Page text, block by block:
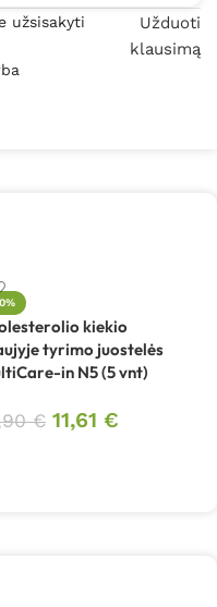
užsisakyti
Užduoti
klausimą
kiekio
tyrimo juostelės
in N5 (5 vnt)
€ 11,61 €